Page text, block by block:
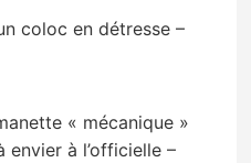
coloc en détresse –
« mécanique »
envier à l’officielle –